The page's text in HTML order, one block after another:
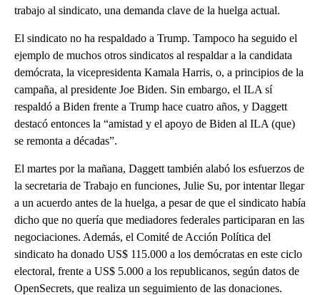
trabajo al sindicato, una demanda clave de la huelga actual.
El sindicato no ha respaldado a Trump. Tampoco ha seguido el
ejemplo de muchos otros sindicatos al respaldar a la candidata
demócrata, la vicepresidenta Kamala Harris, o, a principios de la
campaña, al presidente Joe Biden. Sin embargo, el ILA sí
respaldó a Biden frente a Trump hace cuatro años, y Daggett
destacó entonces la “amistad y el apoyo de Biden al ILA (que)
se remonta a décadas”.
El martes por la mañana, Daggett también alabó los esfuerzos de
la secretaria de Trabajo en funciones, Julie Su, por intentar llegar
a un acuerdo antes de la huelga, a pesar de que el sindicato había
dicho que no quería que mediadores federales participaran en las
negociaciones. Además, el Comité de Acción Política del
sindicato ha donado US$ 115.000 a los demócratas en este ciclo
electoral, frente a US$ 5.000 a los republicanos, según datos de
OpenSecrets, que realiza un seguimiento de las donaciones.